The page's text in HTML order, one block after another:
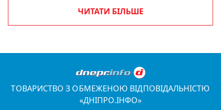
ЧИТАТИ БІЛЬШЕ
ТОВАРИСТВО З ОБМЕЖЕНОЮ ВІДПОВІДАЛЬНІСТЮ
«ДНІПРО.ІНФО»